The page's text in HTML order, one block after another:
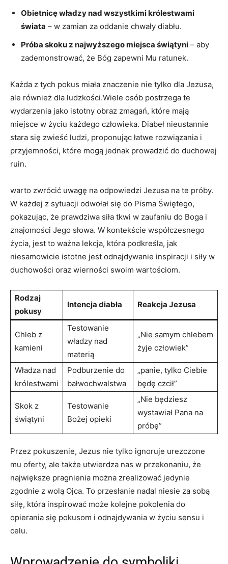
Obietnicę władzy nad wszystkimi królestwami‌
świata – w ‌zamian za oddanie chwały⁤ diabłu.
Próba skoku​ z ⁤najwyższego miejsca świątyni – aby
zademonstrować, że Bóg⁤ zapewni ‌Mu ratunek.
Każda ⁢z⁣ tych pokus miała znaczenie nie tylko dla Jezusa,
ale również dla ‌ludzkości.Wiele osób postrzega te
wydarzenia jako istotny⁢ obraz zmagań, które mają
miejsce w życiu każdego człowieka. Diabeł nieustannie
stara się zwieść ludzi, proponując łatwe rozwiązania i
przyjemności, które mogą ‍jednak prowadzić do duchowej
ruin.
warto zwrócić uwagę na odpowiedzi Jezusa na ‌te próby.
W każdej z sytuacji ​odwołał się do Pisma Świętego,
pokazując, że prawdziwa siła tkwi w zaufaniu ‍do Boga i
znajomości Jego słowa. W kontekście współczesnego
życia, jest to ważna lekcja, która podkreśla,⁢ jak
niesamowicie ‍istotne jest odnajdywanie inspiracji i siły⁤ w
duchowości oraz wierności swoim wartościom.
Rodzaj
pokusy
Intencja diabła Reakcja Jezusa
Chleb ‌z
‌kamieni
Testowanie
władzy nad
‌materią
„Nie ‌samym chlebem
żyje człowiek”
Władza nad
‍królestwami
Podburzenie do
bałwochwalstwa
„panie, tylko Ciebie
będę czcił”
Skok ⁣z
świątyni
Testowanie
Bożej opieki
„Nie będziesz
wystawiał Pana na
próbę”
Przez pokuszenie, Jezus nie tylko ignoruje urezczone‍
mu oferty, ale także utwierdza nas w przekonaniu, że
największe pragnienia ⁣można zrealizować jedynie
zgodnie z wolą ⁢Ojca. To przesłanie nadal ⁤niesie za sobą
siłę, która inspirować może kolejne pokolenia do
opierania ⁢się pokusom ‍i odnajdywania w‌ życiu sensu i
celu.